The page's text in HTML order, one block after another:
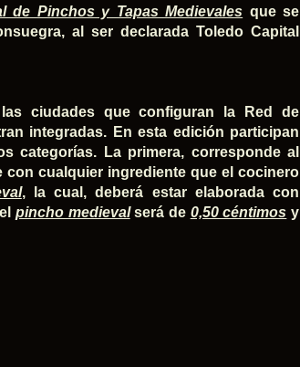
de Pinchos y Tapas Medievales que se
al ser declarada Toledo Capital
ciudades que configuran la Red de
integradas. En esta edición participan
categorías. La primera, corresponde al
con cualquier ingrediente que el cocinero
, la cual, deberá estar elaborada con
pincho medievalserá de 0,50 céntimos y